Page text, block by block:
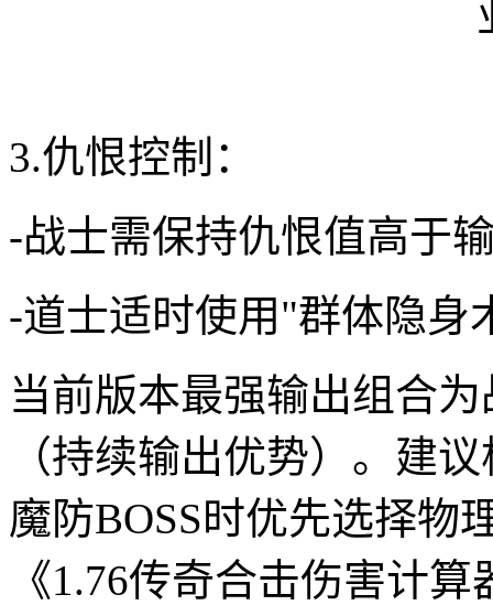
3.仇恨控制：
-战士需保持仇恨值高于
-道士适时使用"群体隐身
当前版本最强输出组合
（持续输出优势）。建
魔防BOSS时优先选择物
《1.76传奇合击伤害计